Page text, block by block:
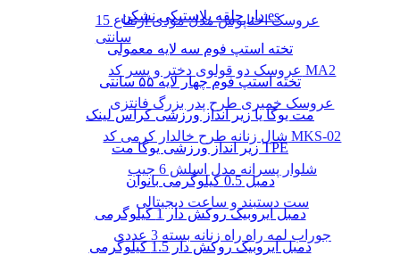
عروسک اختاپوس مدل مودی ارتفاع 15
سانتی
عروسک دو قولوی دختر و پسر کد MA2
عروسک خمیری طرح پدر بزرگ فانتزی
شال زنانه طرح خالدار کرمی کد MKS-02
شلوار پسرانه مدل اسلش 6 جیب
ست دستبند و ساعت دیجیتالی
جوراب لمه راه راه زنانه بسته 3 عددی
دار حلقه پلاستیکی نشکن es
تخته استپ فوم سه لایه معمولی
تخته استپ فوم چهار لایه ۵۵ سانتی
مت یوگا یا زیر انداز ورزشی کراس لینک
زیر انداز ورزشی یوگا مت TPE
دمبل 0.5 کیلوگرمی بانوان
دمبل ایروبیک روکش‌ دار 1 کیلوگرمی
دمبل ایروبیک روکش‌ دار 1.5 کیلوگرمی